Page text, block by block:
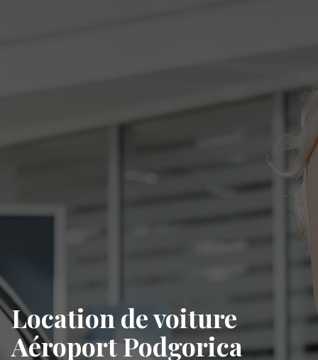
Location de voiture
Aéroport Podgorica